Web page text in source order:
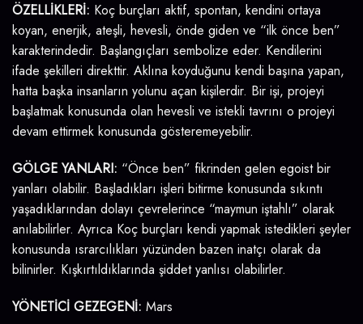
ÖZELLİKLERİ: Koç burçları aktif, spontan, kendini ortaya
koyan, enerjik, ateşli, hevesli, önde giden ve “ilk önce ben”
karakterindedir. Başlangıçları sembolize eder. Kendilerini
ifade şekilleri direkttir. Aklına koyduğunu kendi başına yapan,
hatta başka insanların yolunu açan kişilerdir. Bir işi, projeyi
başlatmak konusunda olan hevesli ve istekli tavrını o projeyi
devam ettirmek konusunda gösteremeyebilir.
GÖLGE YANLARI: “Önce ben” fikrinden gelen egoist bir
yanları olabilir. Başladıkları işleri bitirme konusunda sıkıntı
yaşadıklarından dolayı çevrelerince “maymun iştahlı” olarak
anılabilirler. Ayrıca Koç burçları kendi yapmak istedikleri şeyler
konusunda ısrarcılıkları yüzünden bazen inatçı olarak da
bilinirler. Kışkırtıldıklarında şiddet yanlısı olabilirler.
YÖNETİCİ GEZEGENİ: Mars